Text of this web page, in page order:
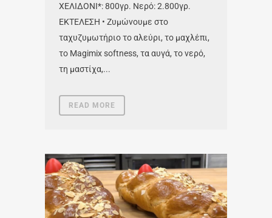
ΧΕΛΙΔΟΝΙ*: 800γρ. Νερό: 2.800γρ.
ΕΚΤΕΛΕΣΗ • Ζυμώνουμε στο
ταχυζυμωτήριο το αλεύρι, το μαχλέπι,
το Magimix softness, τα αυγά, το νερό,
τη μαστίχα,...
READ MORE